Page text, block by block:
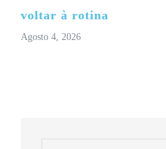
voltar à rotina
Agosto 4, 2026